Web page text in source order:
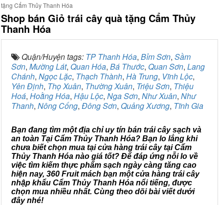
tặng Cẩm Thủy Thanh Hóa
Shop bán Giỏ trái cây quà tặng Cẩm Thủy
Thanh Hóa
Quận/Huyện tags: TP Thanh Hóa, Bỉm Sơn, Sầm
Sơn, Mường Lát, Quan Hóa, Bá Thước, Quan Sơn, Lang
Chánh, Ngọc Lặc, Thạch Thành, Hà Trung, Vĩnh Lộc,
Yên Định, Thọ Xuân, Thường Xuân, Triệu Sơn, Thiệu
Hoá, Hoằng Hóa, Hậu Lộc, Nga Sơn, Như Xuân, Như
Thanh, Nông Cống, Đông Sơn, Quảng Xương, Tĩnh Gia
Bạn đang tìm một địa chỉ uy tín bán trái cây sạch và
an toàn Tại Cẩm Thủy Thanh Hóa? Bạn lo lắng khi
chưa biết chọn mua tại cửa hàng trái cây tại Cẩm
Thủy Thanh Hóa nào giá tốt? Để đáp ứng nỗi lo về
việc tìm kiếm thực phẩm sạch ngày càng tăng cao
hiện nay, 360 Fruit mách bạn một cửa hàng trái cây
nhập khẩu Cẩm Thủy Thanh Hóa nổi tiếng, được
chọn mua nhiều nhất. Cùng theo dõi bài viết dưới
đây nhé!